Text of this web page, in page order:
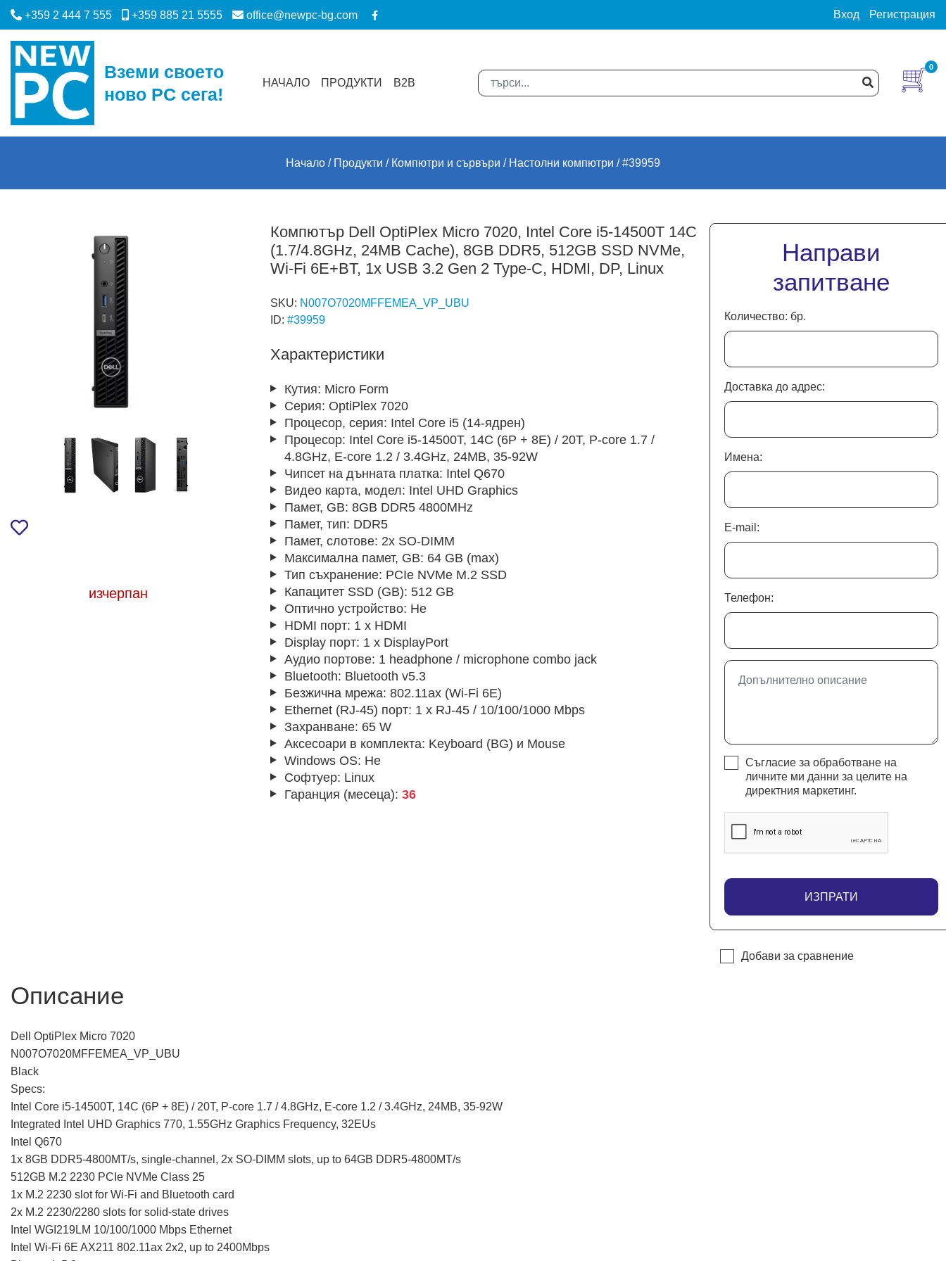
+359 2 444 7 555 +359 885 21 5555 office@newpc-bg.com Вход Регистрация
Вземи своето
ново PC сега!
НАЧАЛО ПРОДУКТИ B2B
0
Начало Продукти Компютри и сървъри Настолни компютри #39959
изчерпан
Компютър Dell OptiPlex Micro 7020, Intel Core i5-14500T 14C
(1.7/4.8GHz, 24MB Cache), 8GB DDR5, 512GB SSD NVMe,
Wi-Fi 6E+BT, 1x USB 3.2 Gen 2 Type-C, HDMI, DP, Linux
SKU: N007O7020MFFEMEA_VP_UBU
ID: #39959
Характеристики
Кутия: Micro Form
Серия: OptiPlex 7020
Процесор, серия: Intel Core i5 (14-ядрен)
Процесор: Intel Core i5-14500T, 14C (6P + 8E) / 20T, P-core 1.7 /
4.8GHz, E-core 1.2 / 3.4GHz, 24MB, 35-92W
Чипсет на дънната платка: Intel Q670
Видео карта, модел: Intel UHD Graphics
Памет, GB: 8GB DDR5 4800MHz
Памет, тип: DDR5
Памет, слотове: 2x SO-DIMM
Максимална памет, GB: 64 GB (max)
Тип съхранение: PCIe NVMe M.2 SSD
Капацитет SSD (GB): 512 GB
Оптично устройство: Не
HDMI порт: 1 x HDMI
Display порт: 1 x DisplayPort
Аудио портове: 1 headphone / microphone combo jack
Bluetooth: Bluetooth v5.3
Безжична мрежа: 802.11ax (Wi-Fi 6E)
Ethernet (RJ-45) порт: 1 x RJ-45 / 10/100/1000 Mbps
Захранване: 65 W
Аксесоари в комплекта: Keyboard (BG) и Mouse
Windows OS: Не
Софтуер: Linux
Гаранция (месеца): 36
Направи
запитване
Количество: бр.
Доставка до адрес:
Имена:
E-mail:
Телефон:
Съгласие за обработване на
личните ми данни за целите на
директния маркетинг.
ИЗПРАТИ
Добави за сравнение
Описание
Dell OptiPlex Micro 7020
N007O7020MFFEMEA_VP_UBU
Black
Specs:
Intel Core i5-14500T, 14C (6P + 8E) / 20T, P-core 1.7 / 4.8GHz, E-core 1.2 / 3.4GHz, 24MB, 35-92W
Integrated Intel UHD Graphics 770, 1.55GHz Graphics Frequency, 32EUs
Intel Q670
1x 8GB DDR5-4800MT/s, single-channel, 2x SO-DIMM slots, up to 64GB DDR5-4800MT/s
512GB M.2 2230 PCIe NVMe Class 25
1x M.2 2230 slot for Wi-Fi and Bluetooth card
2x M.2 2230/2280 slots for solid-state drives
Intel WGI219LM 10/100/1000 Mbps Ethernet
Intel Wi-Fi 6E AX211 802.11ax 2x2, up to 2400Mbps